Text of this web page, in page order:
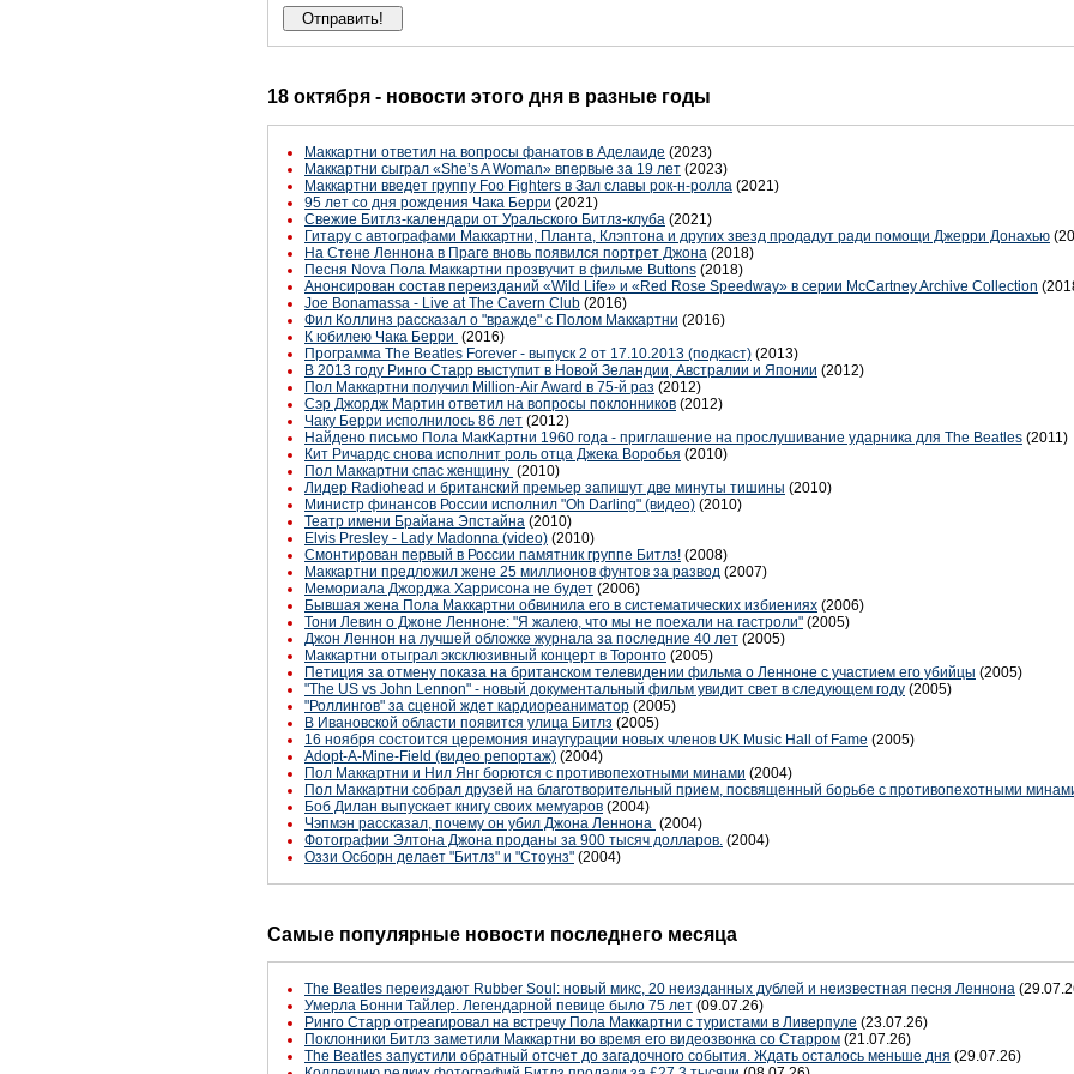
18 октября - новости этого дня в разные годы
Маккартни ответил на вопросы фанатов в Аделаиде (2023)
Маккартни сыграл «She’s A Woman» впервые за 19 лет (2023)
Маккартни введет группу Foo Fighters в Зал славы рок-н-ролла (2021)
95 лет со дня рождения Чака Берри (2021)
Свежие Битлз-календари от Уральского Битлз-клуба (2021)
Гитару с автографами Маккартни, Планта, Клэптона и других звезд продадут ради помощи Джерри Донахью
На Стене Леннона в Праге вновь появился портрет Джона (2018)
Песня Nova Пола Маккартни прозвучит в фильме Buttons (2018)
Анонсирован состав переизданий «Wild Life» и «Red Rose Speedway» в серии McCartney Archive Collection
Joe Bonamassa - Live at The Cavern Club (2016)
Фил Коллинз рассказал о "вражде" с Полом Маккартни (2016)
К юбилею Чака Берри (2016)
Программа The Beatles Forever - выпуск 2 от 17.10.2013 (подкаст) (2013)
В 2013 году Ринго Старр выступит в Новой Зеландии, Австралии и Японии (2012)
Пол Маккартни получил Million-Air Award в 75-й раз (2012)
Сэр Джордж Мартин ответил на вопросы поклонников (2012)
Чаку Берри исполнилось 86 лет (2012)
Найдено письмо Пола МакКартни 1960 года - приглашение на прослушивание ударника для The Beatles (2011)
Кит Ричардс снова исполнит роль отца Джека Воробья (2010)
Пол Маккартни спас женщину (2010)
Лидер Radiohead и британский премьер запишут две минуты тишины (2010)
Министр финансов России исполнил "Oh Darling" (видео) (2010)
Театр имени Брайана Эпстайна (2010)
Elvis Presley - Lady Madonna (video) (2010)
Смонтирован первый в России памятник группе Битлз! (2008)
Маккартни предложил жене 25 миллионов фунтов за развод (2007)
Мемориала Джорджа Харрисона не будет (2006)
Бывшая жена Пола Маккартни обвинила его в систематических избиениях (2006)
Тони Левин о Джоне Ленноне: "Я жалею, что мы не поехали на гастроли" (2005)
Джон Леннон на лучшей обложке журнала за последние 40 лет (2005)
Маккартни отыграл эксклюзивный концерт в Торонто (2005)
Петиция за отмену показа на британском телевидении фильма о Ленноне с участием его убийцы (2005)
"The US vs John Lennon" - новый документальный фильм увидит свет в следующем году (2005)
"Роллингов" за сценой ждет кардиореаниматор (2005)
В Ивановской области появится улица Битлз (2005)
16 ноября состоится церемония инаугурации новых членов UK Music Hall of Fame (2005)
Adopt-A-Mine-Field (видео репортаж) (2004)
Пол Маккартни и Нил Янг борются с противопехотными минами (2004)
Пол Маккартни собрал друзей на благотворительный прием, посвященный борьбе с противопехотными
Боб Дилан выпускает книгу своих мемуаров (2004)
Чэпмэн рассказал, почему он убил Джона Леннона (2004)
Фотографии Элтона Джона проданы за 900 тысяч долларов. (2004)
Оззи Осборн делает "Битлз" и "Стоунз" (2004)
Самые популярные новости последнего месяца
The Beatles переиздают Rubber Soul: новый микс, 20 неизданных дублей и неизвестная песня Леннона
Умерла Бонни Тайлер. Легендарной певице было 75 лет (09.07.26)
Ринго Старр отреагировал на встречу Пола Маккартни с туристами в Ливерпуле (23.07.26)
Поклонники Битлз заметили Маккартни во время его видеозвонка со Старром (21.07.26)
The Beatles запустили обратный отсчет до загадочного события. Ждать осталось меньше дня (29.07.26)